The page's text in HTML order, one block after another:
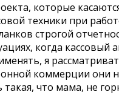
которые
техники при
строгой
когда кассовый
я
коммерции они
что мама, не